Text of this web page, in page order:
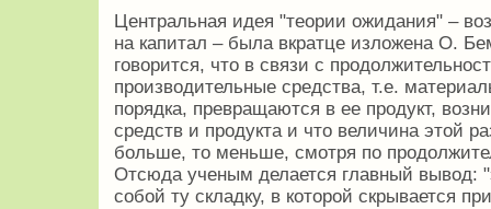
Центральная идея "теории ожидания" –
на капитал – была вкратце изложена О.
говорится, что в связи с
производительные средства, т.е.
порядка, превращаются в ее продукт,
средств и продукта и что величина этой
больше, то меньше, смотря по
Отсюда ученым делается главный вывод:
собой ту складку, в которой скрывается